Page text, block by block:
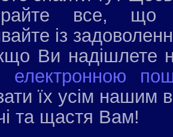
все, що
із
Ви надішлете
електронною
їх усім нашим
та щастя Вам!